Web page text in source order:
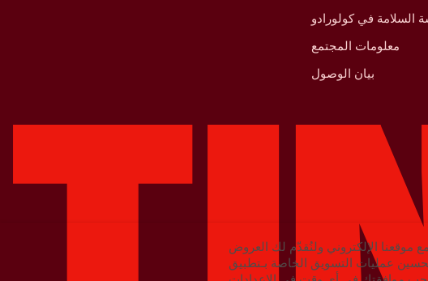
السلامة في كولورادو
معلومات المجتمع
بيان الوصول
الإلكتروني ولنُقدّم لك العروض